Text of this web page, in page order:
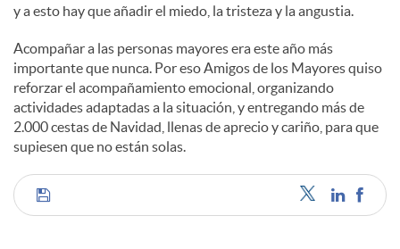
y a esto hay que añadir el miedo, la tristeza y la angustia.
Acompañar a las personas mayores era este año más
importante que nunca. Por eso Amigos de los Mayores quiso
reforzar el acompañamiento emocional, organizando
actividades adaptadas a la situación, y entregando más de
2.000 cestas de Navidad, llenas de aprecio y cariño, para que
supiesen que no están solas.
C